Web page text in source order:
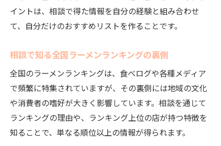
イントは、相談で得た情報を自分の経験と組み合わせ
て、自分だけのおすすめリストを作ることです。
相談で知る全国ラーメンランキングの裏側
全国のラーメンランキングは、食べログや各種メディア
で頻繁に特集されていますが、その裏側には地域の文化
や消費者の嗜好が大きく影響しています。相談を通じて
ランキングの理由や、ランキング上位の店が持つ特徴を
知ることで、単なる順位以上の情報が得られます。